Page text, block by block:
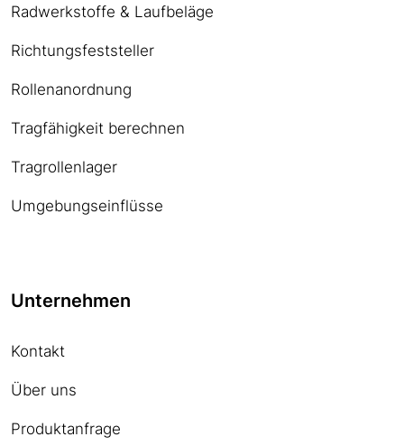
Radwerkstoffe & Laufbeläge
Richtungsfeststeller
Rollenanordnung
Tragfähigkeit berechnen
Tragrollenlager
Umgebungseinflüsse
Unternehmen
Kontakt
Über uns
Produktanfrage